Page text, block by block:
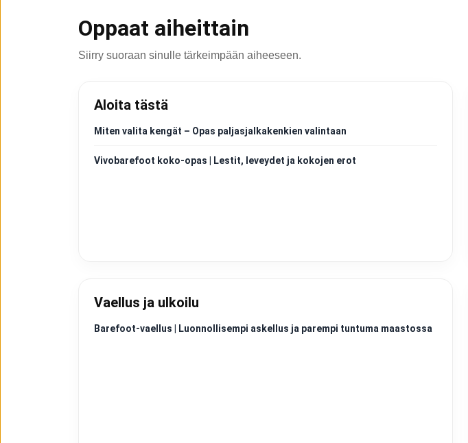
Oppaat aiheittain
Siirry suoraan sinulle tärkeimpään aiheeseen.
Aloita tästä
Miten valita kengät – Opas paljasjalkakenkien valintaan
Vivobarefoot koko-opas | Lestit, leveydet ja kokojen erot
Vaellus ja ulkoilu
Barefoot-vaellus | Luonnollisempi askellus ja parempi tuntuma maastossa